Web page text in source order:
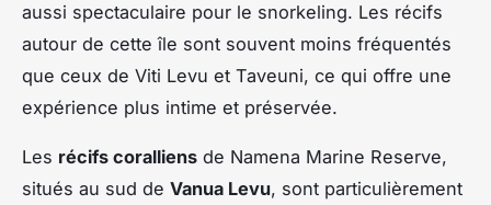
aussi spectaculaire pour le snorkeling. Les récifs
autour de cette île sont souvent moins fréquentés
que ceux de Viti Levu et Taveuni, ce qui offre une
expérience plus intime et préservée.
Les récifs coralliens de Namena Marine Reserve,
situés au sud de Vanua Levu, sont particulièrement